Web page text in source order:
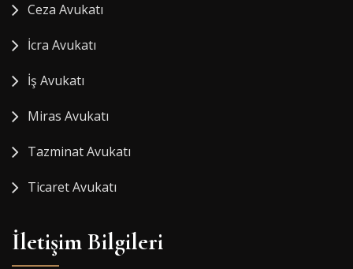
Ceza Avukatı
İcra Avukatı
İş Avukatı
Miras Avukatı
Tazminat Avukatı
Ticaret Avukatı
İletişim Bilgileri